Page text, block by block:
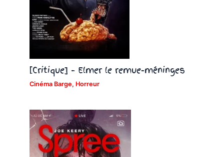
[Critique] – Elmer le remue-méninges
Cinéma Barge, Horreur